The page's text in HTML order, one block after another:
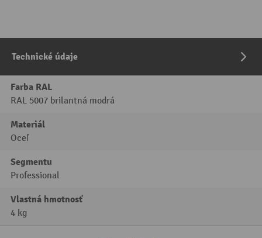
Technické údaje
Farba RAL
RAL 5007 brilantná modrá
Materiál
Oceľ
Segmentu
Professional
Vlastná hmotnosť
4 kg